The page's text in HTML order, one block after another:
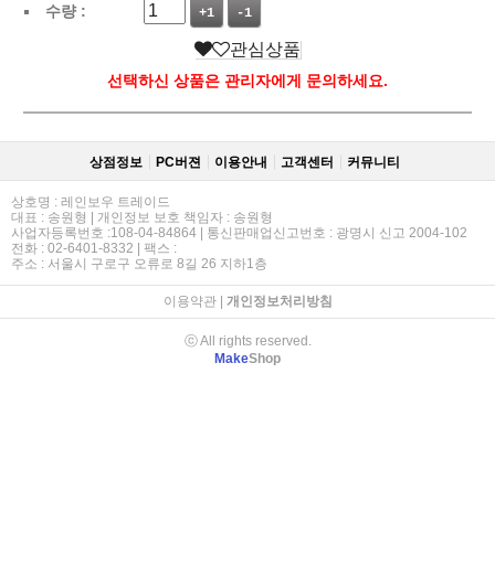
수량 :
+1 -1
관심상품
선택하신 상품은 관리자에게 문의하세요.
상점정보 PC버젼 이용안내 고객센터 커뮤니티
상호명 : 레인보우 트레이드
대표 : 송원형 | 개인정보 보호 책임자 : 송원형
사업자등록번호 :108-04-84864 | 통신판매업신고번호 : 광명시 신고 2004-102
전화 : 02-6401-8332 | 팩스 :
주소 : 서울시 구로구 오류로 8길 26 지하1층
이용약관| 개인정보처리방침
ⓒ All rights reserved.
MakeShop